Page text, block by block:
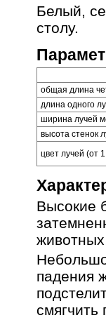
Белый,
столу.
общая длина
длина одного
ширина лучей
высота стенок
цвет лучей (от
Высокие
падения
смягчить